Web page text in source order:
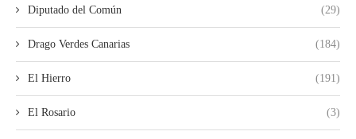
Diputado del Común (29)
Drago Verdes Canarias (184)
El Hierro (191)
El Rosario (3)